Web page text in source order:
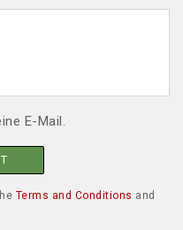
E-Mail.
Terms and Conditions and